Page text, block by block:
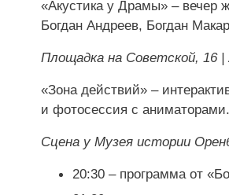
«Акустика у Драмы» – вечер
Богдан Андреев, Богдан
Площадка на Советской, 16 |
«Зона действий» –
и фотосессия с аниматорами.
Сцена у Музея истории
20:30 – программа от